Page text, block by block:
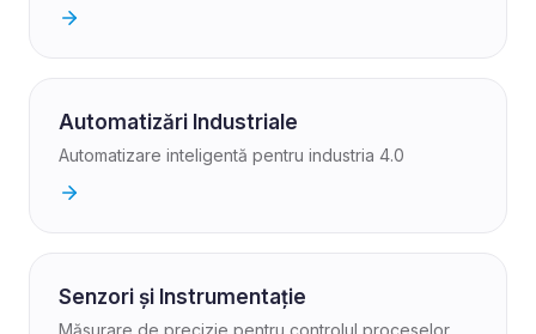
Automatizări Industriale
Automatizare inteligentă pentru industria 4.0
Senzori și Instrumentație
Măsurare de precizie pentru controlul proceselor